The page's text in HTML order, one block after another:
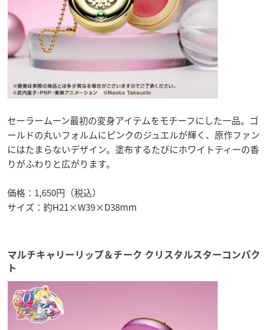
セーラームーン最初の変身アイテムをモチーフにした一品。ゴ
ールドの丸いフォルムにピンクのジュエルが輝く、原作ファン
にはたまらないデザイン。塗布するたびにホワイトティーの香
りがふわりと広がります。
価格：1,650円（税込）
サイズ：約H21×W39×D38mm
マルチキャリーリップ＆チーク クリスタルスターコンパク
ト